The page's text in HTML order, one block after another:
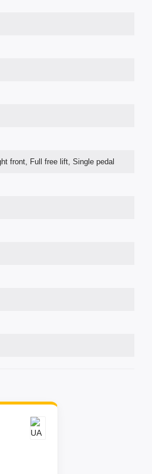
front, Full free lift, Single pedal